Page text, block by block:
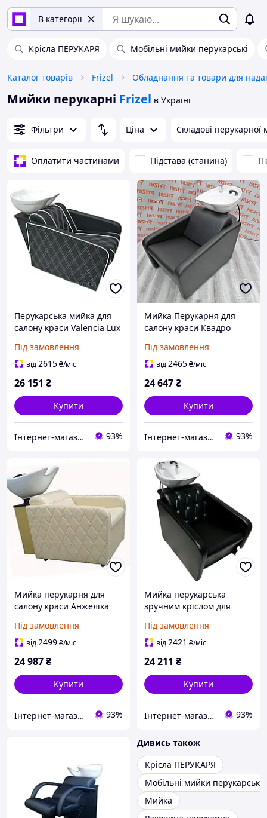
В категорії
Крісла ПЕРУКАРЯ Мобільні мийки перукарські
Каталог товарів Frizel
Мийки перукарні Frizel в Україні
Фільтри Ціна Складові перукарної
Оплатити частинами Підстава (станина)
Перукарська мийка для
салону краси Valenciа Lux
Під замовлення
від2615₴/міс
26 151 ₴
Купити
Інтернет-магазин "М-Бьюті" 93%
Мийка Перукарня для
салону краси Квадро
широким кріслом для
клієнтів
Під замовлення
від2465₴/міс
24 647₴
Купити
Інтернет-магазин "М-Бьюті" 93%
Мийка перукарня для
салону краси Анжеліка
стаціонарна
Під замовлення
від2499₴/міс
24 987₴
Купити
Інтернет-магазин "М-Бьюті" 93%
Мийка перукарська
зручним кріслом для
Під замовлення
від2421 ₴/міс
24 211 ₴
Купити
Інтернет-магазин "М-Бьюті" 93%
Дивись також
Крісла ПЕРУКАРЯ
Мобільні мийки перукарські
Мийка